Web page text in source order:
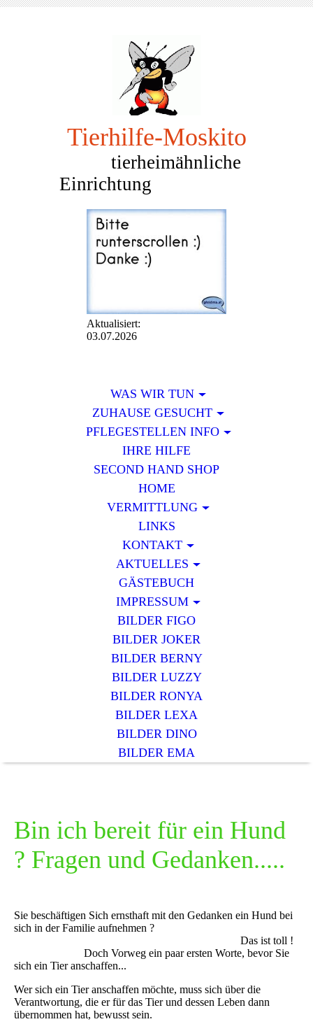
Tierhilfe-Moskito
tierheimähnliche
Einrichtung
Aktualisiert:
03.07.2026
WAS WIR TUN
ZUHAUSE GESUCHT
PFLEGESTELLEN INFO
IHRE HILFE
SECOND HAND SHOP
HOME
VERMITTLUNG
LINKS
KONTAKT
AKTUELLES
GÄSTEBUCH
IMPRESSUM
BILDER FIGO
BILDER JOKER
BILDER BERNY
BILDER LUZZY
BILDER RONYA
BILDER LEXA
BILDER DINO
BILDER EMA
Bin ich bereit für ein Hund
? Fragen und Gedanken.....
Sie beschäftigen Sich ernsthaft mit den Gedanken ein Hund bei
sich in der Familie aufnehmen ?
Das ist toll !
Doch Vorweg ein paar ersten Worte, bevor Sie
sich ein Tier anschaffen...
Wer sich ein Tier anschaffen möchte, muss sich über die
Verantwortung, die er für das Tier und dessen Leben dann
übernommen hat, bewusst sein.